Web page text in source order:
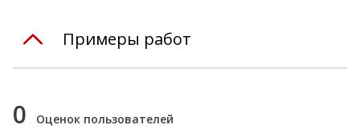
Примеры работ
0 Оценок пользователей